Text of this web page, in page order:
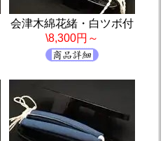
会津木綿花緒・白ツボ付
\8,300円～